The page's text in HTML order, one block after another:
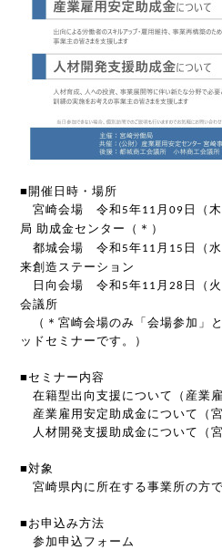
■ 開催日時・場所
宮崎会場 令和5年11 月 09 日（木
局 助成金センター（＊）
都城会場 令和5年11 月 15 日（水
来創造ステーション
日向会場 令和5年11 月 28 日（火
会議所
（＊宮崎会場のみ「会場参加」
ッドセミナーです。）
■ セミナー内容
在籍型出向支援について（産業雇
産業雇用安定助成金について（宮
人材開発支援助成金について（宮
■対象
宮崎県内に所在する事業所の方
■ お申込み方法
参加申込フォーム